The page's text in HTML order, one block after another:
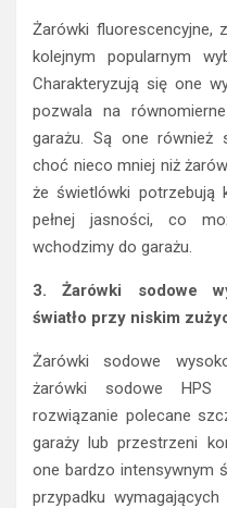
Żarówki fluorescencyjne,
kolejnym popularnym
Charakteryzują się one
pozwala na
garażu. Są one również
choć nieco mniej niż
że świetlówki potrzebują
pełnej jasności, co
wchodzimy do garażu.
3. Żarówki sodowe
światło przy niskim
Żarówki sodowe
żarówki sodowe HPS
rozwiązanie polecane
garaży lub przestrzeni
one bardzo intensywnym
przypadku